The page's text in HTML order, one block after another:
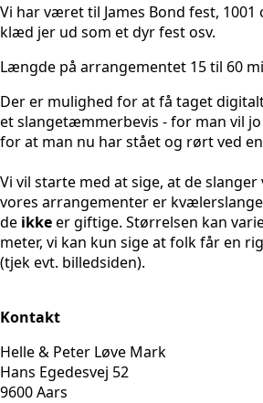
Vi har været til James Bond fest, 1001
klæd jer ud som et dyr fest osv.
Længde på arrangementet 15 til 60
Der er mulighed for at få taget
et slangetæmmerbevis - for man vil
for at man nu har stået og rørt ved
Vi vil starte med at sige, at de
vores arrangementer er
de ikkeer giftige. Størrelsen kan
meter, vi kan kun sige at folk får en
(tjek evt. billedsiden).
Kontakt
Helle & Peter Løve Mark
Hans Egedesvej 52
9600 Aars